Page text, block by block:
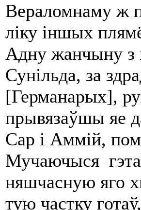
Вераломнаму ж
ліку іншых
Адну жанчыну з
Сунільда, за
[Германарых],
прывязаўшы яе
Cap і Аммій,
Мучаючыся
няшчасную яго
тую частку